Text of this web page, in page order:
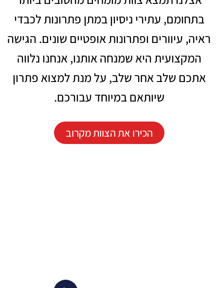
בתחומם, עתירי ניסיון במתן פתרונות לכבדי
ראיה, עיוורים ופתרונות אופטיים שונים. הגישה
המקצועית היא שמנחה אותנו, אנחנו נלווה
אתכם שלב אחר שלב, על מנת למצוא פתרון
שיותאם במיוחד עבורכם.
הכירו את הצוות מקרוב